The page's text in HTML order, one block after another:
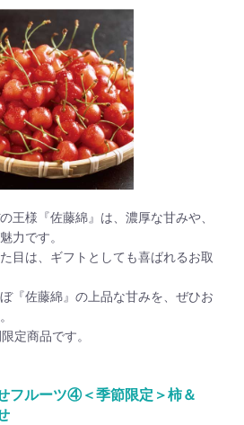
王様『佐藤綿』は、濃厚な甘みや、
力です。
目は、ギフトとしても喜ばれるお取
『佐藤綿』の上品な甘みを、ぜひお
定商品です。
フルーツ④＜季節限定＞柿＆